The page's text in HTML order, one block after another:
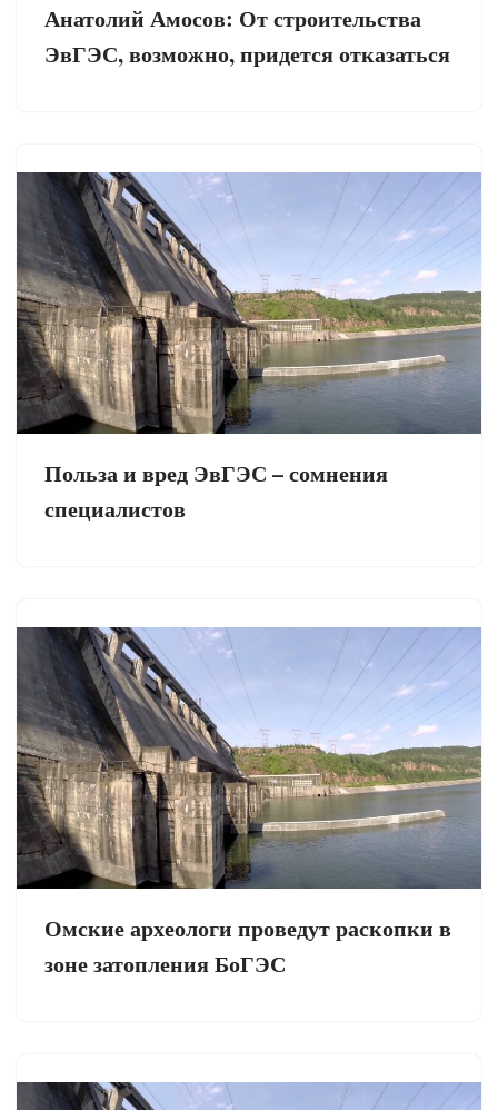
Анатолий Амосов: От строительства
ЭвГЭС, возможно, придется отказаться
Польза и вред ЭвГЭС – сомнения
специалистов
Омские археологи проведут раскопки в
зоне затопления БоГЭС